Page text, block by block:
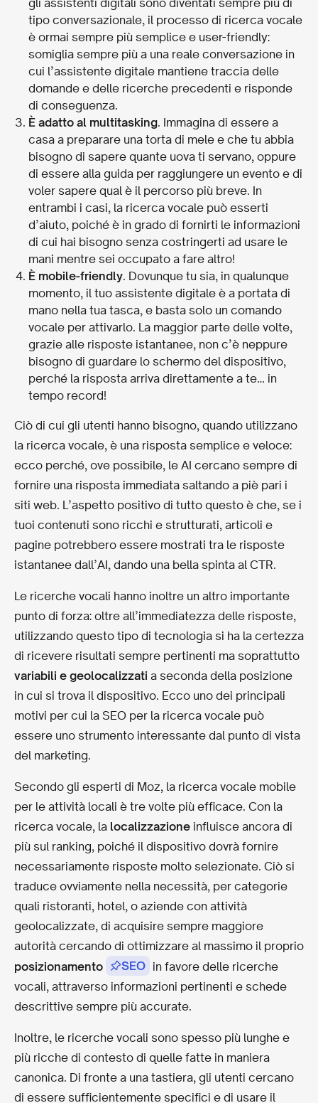
tipo conversazionale, il processo di ricerca vocale
è ormai sempre più semplice e user-friendly:
somiglia sempre più a una reale conversazione in
cui l’assistente digitale mantiene traccia delle
domande e delle ricerche precedenti e risponde
di conseguenza.
È adatto al multitasking. Immagina di essere a
casa a preparare una torta di mele e che tu abbia
bisogno di sapere quante uova ti servano, oppure
di essere alla guida per raggiungere un evento e di
voler sapere qual è il percorso più breve. In
entrambi i casi, la ricerca vocale può esserti
d’aiuto, poiché è in grado di fornirti le informazioni
di cui hai bisogno senza costringerti ad usare le
mani mentre sei occupato a fare altro!
È mobile-friendly. Dovunque tu sia, in qualunque
momento, il tuo assistente digitale è a portata di
mano nella tua tasca, e basta solo un comando
vocale per attivarlo. La maggior parte delle volte,
grazie alle risposte istantanee, non c’è neppure
bisogno di guardare lo schermo del dispositivo,
perché la risposta arriva direttamente a te… in
tempo record!
Ciò di cui gli utenti hanno bisogno, quando utilizzano
la ricerca vocale, è una risposta semplice e veloce:
ecco perché, ove possibile, le AI cercano sempre di
fornire una risposta immediata saltando a piè pari i
siti web. L’aspetto positivo di tutto questo è che, se i
tuoi contenuti sono ricchi e strutturati, articoli e
pagine potrebbero essere mostrati tra le risposte
istantanee dall’AI, dando una bella spinta al CTR.
Le ricerche vocali hanno inoltre un altro importante
punto di forza: oltre all’immediatezza delle risposte,
utilizzando questo tipo di tecnologia si ha la certezza
di ricevere risultati sempre pertinenti ma soprattutto
variabili e geolocalizzati a seconda della posizione
in cui si trova il dispositivo. Ecco uno dei principali
motivi per cui la SEO per la ricerca vocale può
essere uno strumento interessante dal punto di vista
del marketing.
Secondo gli esperti di Moz, la ricerca vocale mobile
per le attività locali è tre volte più efficace. Con la
ricerca vocale, la localizzazione influisce ancora di
più sul ranking, poiché il dispositivo dovrà fornire
necessariamente risposte molto selezionate. Ciò si
traduce ovviamente nella necessità, per categorie
quali ristoranti, hotel, o aziende con attività
geolocalizzate, di acquisire sempre maggiore
autorità cercando di ottimizzare al massimo il proprio
posizionamento
SEO in favore delle ricerche
vocali, attraverso informazioni pertinenti e schede
descrittive sempre più accurate.
Inoltre, le ricerche vocali sono spesso più lunghe e
più ricche di contesto di quelle fatte in maniera
canonica. Di fronte a una tastiera, gli utenti cercano
di essere sufficientemente specifici e di usare il